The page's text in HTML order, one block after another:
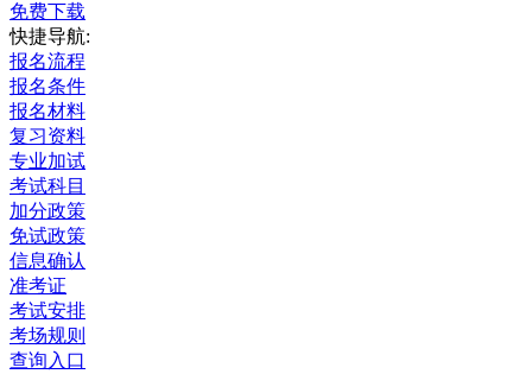
免费下载
快捷导航:
报名流程
报名条件
报名材料
复习资料
专业加试
考试科目
加分政策
免试政策
信息确认
准考证
考试安排
考场规则
查询入口